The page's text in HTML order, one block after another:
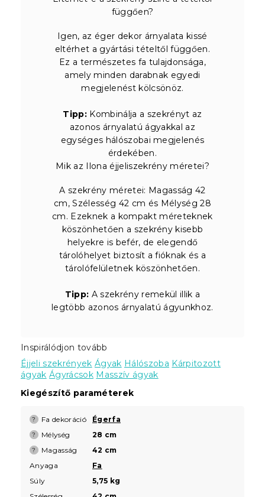
függően?
Igen, az éger dekor árnyalata kissé
eltérhet a gyártási tételtől függően.
Ez a természetes fa tulajdonsága,
amely minden darabnak egyedi
megjelenést kölcsönöz.
Tipp: Kombinálja a szekrényt az
azonos árnyalatú ágyakkal az
egységes hálószobai megjelenés
érdekében.
Mik az Ilona éjjeliszekrény méretei?
A szekrény méretei: Magasság 42
cm, Szélesség 42 cm és Mélység 28
cm. Ezeknek a kompakt méreteknek
köszönhetően a szekrény kisebb
helyekre is befér, de elegendő
tárolóhelyet biztosít a fióknak és a
tárolófelületnek köszönhetően.
Tipp: A szekrény remekül illik a
legtöbb azonos árnyalatú ágyunkhoz.
Inspirálódjon tovább
Éjjeli szekrények Ágyak Hálószoba Kárpitozott
ágyak Ágyrácsok Masszív ágyak
Kiegészítő paraméterek
? Fa dekoráció Égerfa
? Mélység 28 cm
? Magasság
42 cm
Anyaga
Fa
Súly
5,75 kg